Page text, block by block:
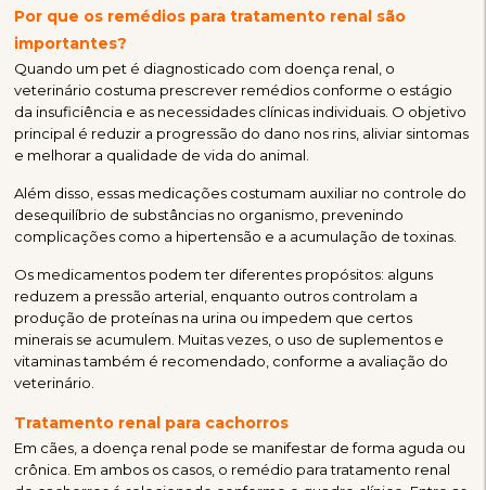
Por que os remédios para tratamento renal são
importantes?
Quando um pet é diagnosticado com doença renal, o
veterinário costuma prescrever remédios conforme o estágio
da insuficiência e as necessidades clínicas individuais. O objetivo
principal é reduzir a progressão do dano nos rins, aliviar sintomas
e melhorar a qualidade de vida do animal.
Além disso, essas medicações costumam auxiliar no controle do
desequilíbrio de substâncias no organismo, prevenindo
complicações como a hipertensão e a acumulação de toxinas.
Os medicamentos podem ter diferentes propósitos: alguns
reduzem a pressão arterial, enquanto outros controlam a
produção de proteínas na urina ou impedem que certos
minerais se acumulem. Muitas vezes, o uso de suplementos e
vitaminas também é recomendado, conforme a avaliação do
veterinário.
Tratamento renal para cachorros
Em cães, a doença renal pode se manifestar de forma aguda ou
crônica. Em ambos os casos, o remédio para tratamento renal